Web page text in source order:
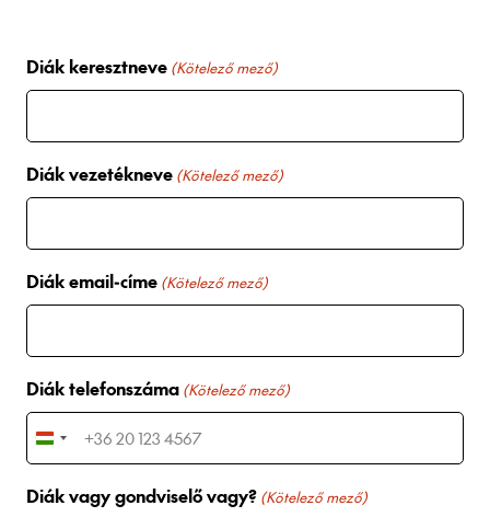
Diák keresztneve (Kötelező mező)
Diák vezetékneve (Kötelező mező)
Diák email-címe (Kötelező mező)
Diák telefonszáma (Kötelező mező)
H
u
n
Diák vagy gondviselő vagy? (Kötelező mező)